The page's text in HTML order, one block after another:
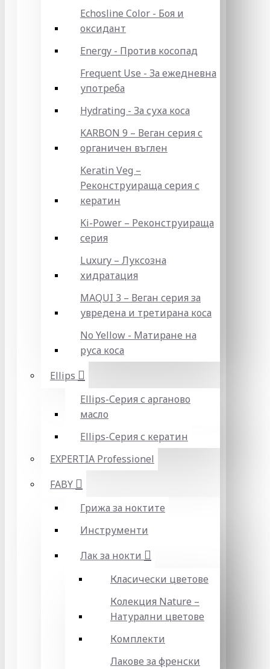
Echosline Color - Боя и
оксидант
Energy - Против косопад
Frequent Use - За ежедневна
употреба
Hydrating - За суха коса
KARBON 9 – Веган серия с
органичен въглен
Keratin Veg –
Реконструираща серия с
кератин
Ki-Power – Реконструираща
серия
Luxury – Луксозна
хидратация
MAQUI 3 – Веган серия за
увредена и третирана коса
No Yellow - Матиране на
руса коса
Ellips
Ellips-Серия с арганово
масло
Ellips-Серия с кератин
EXPERTIA Professionel
FABY
Грижа за ноктите
Инструменти
Лак за нокти
Класически цветове
Колекция Nature –
Натурални цветове
Комплекти
Лакове за френски